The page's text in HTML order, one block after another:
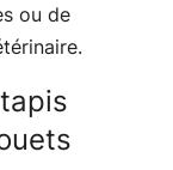
ou de